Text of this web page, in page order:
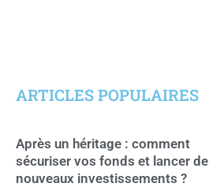
ARTICLES POPULAIRES
Après un héritage : comment
sécuriser vos fonds et lancer de
nouveaux investissements ?